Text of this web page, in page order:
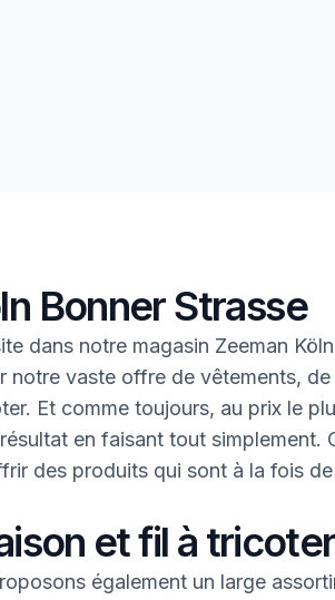
Bonner Strasse
dans notre magasin Zeeman
notre vaste offre de vêtements,
Et comme toujours, au prix le
en faisant tout simplement.
des produits qui sont à la fois
et fil à tricoter
également un large